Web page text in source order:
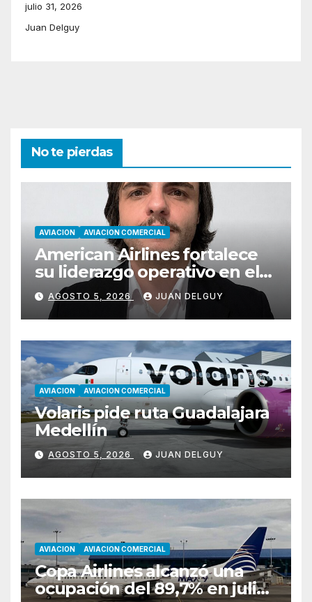
julio 31, 2026
Juan Delguy
No te pierdas
AVIACION AVIACION COMERCIAL
American Airlines fortalece
su liderazgo operativo en el
Cono Sur con Luiz Laham
AGOSTO 5, 2026 JUAN DELGUY
AVIACION AVIACION COMERCIAL
Volaris pide ruta Guadalajara
Medellín
AGOSTO 5, 2026 JUAN DELGUY
AVIACION AVIACION COMERCIAL
Copa Airlines alcanzó una
ocupación del 89,7% en julio